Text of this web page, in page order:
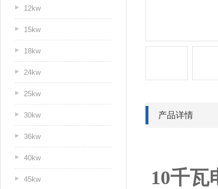
12kw
15kw
18kw
24kw
25kw
30kw
36kw
40kw
45kw
产品详情
10千瓦